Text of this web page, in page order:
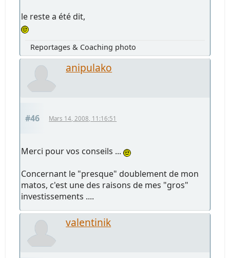
le reste a été dit,
Reportages & Coaching photo
anipulako
#46 Mars 14, 2008, 11:16:51
Merci pour vos conseils ...
Concernant le "presque" doublement de mon
matos, c'est une des raisons de mes "gros"
investissements ....
valentinik